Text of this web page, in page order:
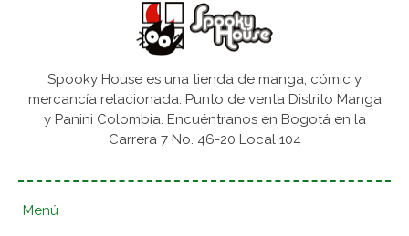
Spooky House es una tienda de manga, cómic y
mercancía relacionada. Punto de venta Distrito Manga
y Panini Colombia. Encuéntranos en Bogotá en la
Carrera 7 No. 46-20 Local 104
Menú